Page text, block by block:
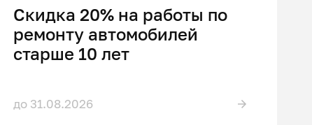
Скидка 20% на работы по
ремонту автомобилей
старше 10 лет
до 31.08.2026